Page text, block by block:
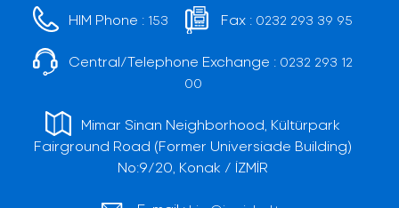
HIM Phone : 153 Fax : 0232 293 39 95
Central/Telephone Exchange : 0232 293 12
00
Mimar Sinan Neighborhood, Kültürpark
Fairground Road (Former Universiade Building)
No:9/20, Konak / İZMİR